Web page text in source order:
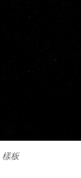
樣板